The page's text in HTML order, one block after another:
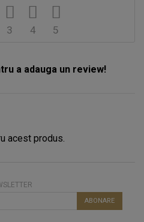
5
4
3
a adauga un review!
acest produs.
ABONARE